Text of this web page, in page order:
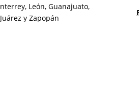
León, Guanajuato,
y Zapopán